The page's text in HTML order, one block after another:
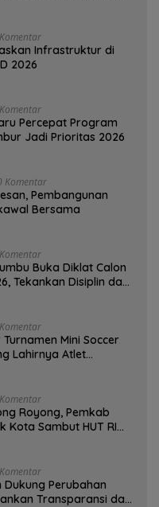
Infrastruktur di
2026
Percepat Program
Jadi Prioritas 2026
Komentar
Pembangunan
Bersama
Buka Diklat Calon
Tekankan Disiplin dan
Mini Soccer
Lahirnya Atlet
Royong, Pemkab
Kota Sambut HUT RI
Dukung Perubahan
Transparansi dan